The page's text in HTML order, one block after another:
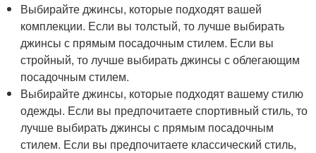
Выбирайте джинсы, которые подходят вашей
комплекции. Если вы толстый, то лучше выбирать
джинсы с прямым посадочным стилем. Если вы
стройный, то лучше выбирать джинсы с облегающим
посадочным стилем.
Выбирайте джинсы, которые подходят вашему стилю
одежды. Если вы предпочитаете спортивный стиль, то
лучше выбирать джинсы с прямым посадочным
стилем. Если вы предпочитаете классический стиль,